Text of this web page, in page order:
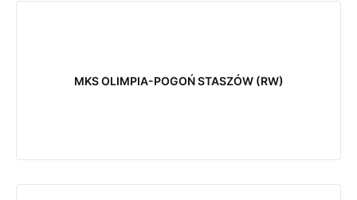
MKS OLIMPIA-POGOŃ STASZÓW (RW)